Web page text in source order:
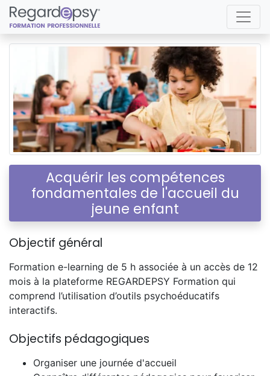
Acquérir les compétences
fondamentales de l'accueil du
jeune enfant
Objectif général
Formation e-learning de 5 h associée à un accès de 12
mois à la plateforme REGARDEPSY Formation qui
comprend l’utilisation d’outils psychoéducatifs
interactifs.
Objectifs pédagogiques
Organiser une journée d'accueil